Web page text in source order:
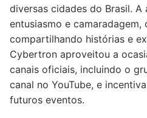
diversas cidades do Brasil.
entusiasmo e camaradagem,
compartilhando histórias e
Cybertron aproveitou a
canais oficiais, incluindo o
canal no YouTube, e
futuros eventos.